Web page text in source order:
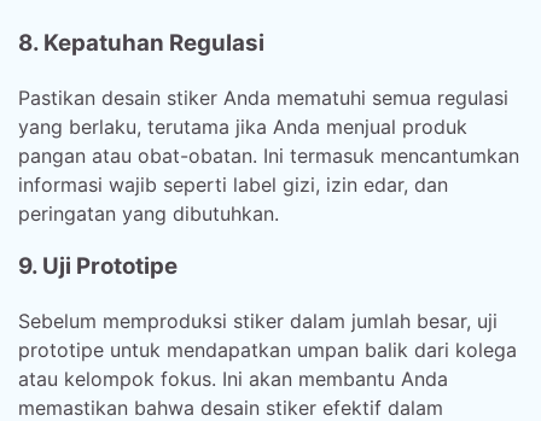
8. Kepatuhan Regulasi
Pastikan desain stiker Anda mematuhi semua regulasi
yang berlaku, terutama jika Anda menjual produk
pangan atau obat-obatan. Ini termasuk mencantumkan
informasi wajib seperti label gizi, izin edar, dan
peringatan yang dibutuhkan.
9. Uji Prototipe
Sebelum memproduksi stiker dalam jumlah besar, uji
prototipe untuk mendapatkan umpan balik dari kolega
atau kelompok fokus. Ini akan membantu Anda
memastikan bahwa desain stiker efektif dalam